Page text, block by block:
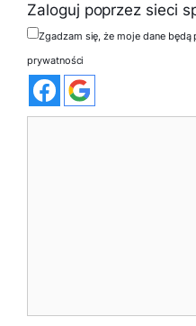
Zaloguj poprzez sieci
Zgadzam się, że moje dane
prywatności